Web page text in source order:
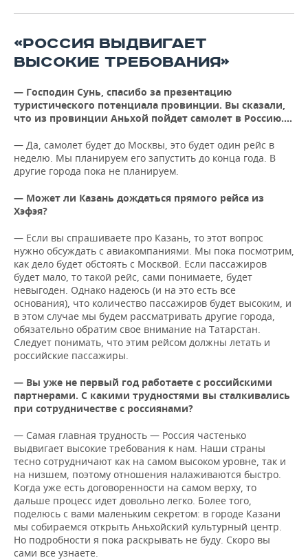
ВОЛЕЙБОЛ
КИБЕРСПОРТ
ВОДНЫЕ ВИДЫ СПОРТА
ИСТОРИЯ
КУЛЬТУРА
ОБРАЗОВАНИЕ
СПИСОК ПЕРСОН
СПИСОК КОМПАНИЙ
ПОЛНАЯ ВЕРСИЯ
«РОССИЯ ВЫДВИГАЕТ
ВЫСОКИЕ ТРЕБОВАНИЯ»
— Господин Сунь, спасибо за презентацию
туристического потенциала провинции. Вы сказали,
что из провинции Аньхой пойдет самолет в Россию.…
— Да, самолет будет до Москвы, это будет один рейс в
неделю. Мы планируем его запустить до конца года. В
другие города пока не планируем.
— Может ли Казань дождаться прямого рейса из
Хэфэя?
— Если вы спрашиваете про Казань, то этот вопрос
нужно обсуждать с авиакомпаниями. Мы пока посмотрим,
как дело будет обстоять с Москвой. Если пассажиров
будет мало, то такой рейс, сами понимаете, будет
невыгоден. Однако надеюсь (и на это есть все
основания), что количество пассажиров будет высоким, и
в этом случае мы будем рассматривать другие города,
обязательно обратим свое внимание на Татарстан.
Следует понимать, что этим рейсом должны летать и
российские пассажиры.
— Вы уже не первый год работаете с российскими
партнерами. С какими трудностями вы сталкивались
при сотрудничестве с россиянами?
— Самая главная трудность — Россия частенько
выдвигает высокие требования к нам. Наши страны
тесно сотрудничают как на самом высоком уровне, так и
на низшем, поэтому отношения налаживаются быстро.
Когда уже есть договоренности на самом верху, то
дальше процесс идет довольно легко. Более того,
поделюсь с вами маленьким секретом: в городе Казани
мы собираемся открыть Аньхойский культурный центр.
Но подробности я пока раскрывать не буду. Скоро вы
сами все узнаете.